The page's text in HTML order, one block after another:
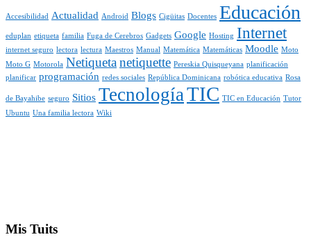
Accesibilidad Actualidad Android Blogs Cigüitas Docentes Educación
eduplan etiqueta familia Fuga de Cerebros Gadgets Google Hosting Internet
internet seguro lectora lectura Maestros Manual Matemática Matemáticas Moodle Moto
Moto G Motorola Netiquetanetiquette Pereskia Quisqueyana planificación
planificar programación redes sociales República Dominicana robótica educativa Rosa
de Bayahibe seguro Sitios Tecnología TIC TIC en Educación Tutor
Ubuntu Una familia lectora Wiki
Mis Tuits